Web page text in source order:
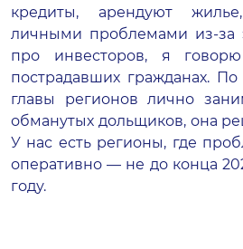
кредиты, арендуют
личными проблемами из-за
про инвесторов, я
пострадавших гражданах.
главы регионов лично
обманутых дольщиков, она
У нас есть регионы, где
оперативно — не до конца
году.